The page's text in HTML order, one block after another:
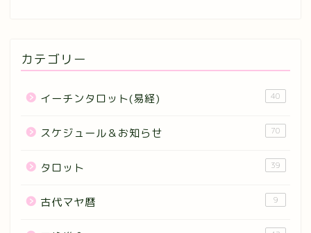
カテゴリー
イーチンタロット(易経) 40
スケジュール＆お知らせ 70
タロット 39
古代マヤ暦 9